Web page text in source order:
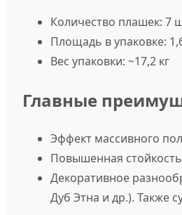
Количество плашек: 7
Площадь в упаковке:
Вес упаковки: ~17,2 кг
Главные
Эффект массивного
Повышенная
Декоративное
Дуб Этна и др.). Также